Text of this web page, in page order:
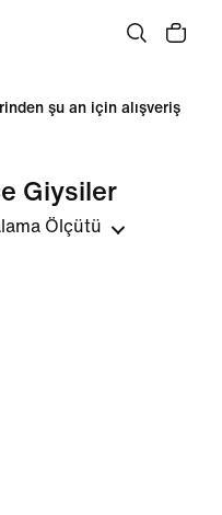
şu an için alışveriş
Giysiler
Ölçütü